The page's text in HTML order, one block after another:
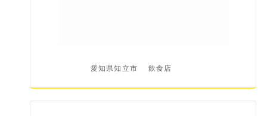
愛知県知立市 飲食店